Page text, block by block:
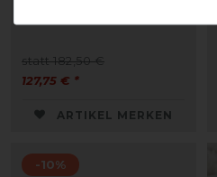
statt 182,50 €
127,75 € *
ARTIKEL MERKEN
-10%